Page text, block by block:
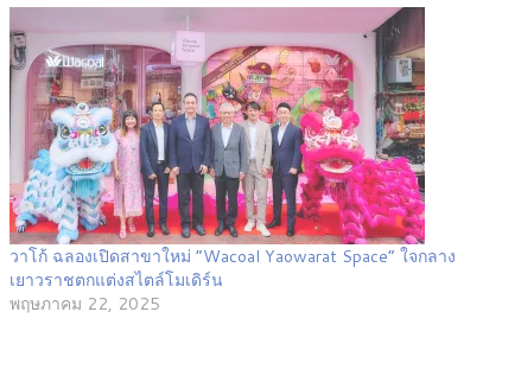
วาโก้ ฉลองเปิดสาขาใหม่ “Wacoal Yaowarat Space” ใจกลาง
เยาวราชตกแต่งสไตล์โมเดิร์น
พฤษภาคม 22, 2025